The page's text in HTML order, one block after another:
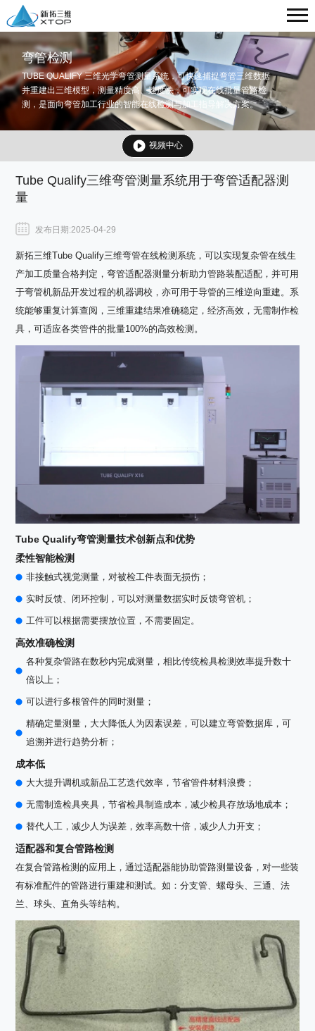
弯管检测
TUBE QUALIFY 三维光学弯管测量系统，可快速捕捉弯管三维数据
并重建出三维模型，测量精度高、速度快，可实现在线批量管路检
测，是面向弯管加工行业的智能在线检测与加工指导解决方案。
视频中心
Tube Qualify三维弯管测量系统用于弯管适配器测
量
发布日期:2025-04-29
新拓三维Tube Qualify三维弯管在线检测系统，可以实现复杂管在线生
产加工质量合格判定，弯管适配器测量分析助力管路装配适配，并可用
于弯管机新品开发过程的机器调校，亦可用于导管的三维逆向重建。系
统能够重复计算查阅，三维重建结果准确稳定，经济高效，无需制作检
具，可适应各类管件的批量100%的高效检测。
Tube Qualify弯管测量技术创新点和优势
柔性智能检测
非接触式视觉测量，对被检工件表面无损伤；
实时反馈、闭环控制，可以对测量数据实时反馈弯管机；
工件可以根据需要摆放位置，不需要固定。
高效准确检测
各种复杂管路在数秒内完成测量，相比传统检具检测效率提升数十
倍以上；
可以进行多根管件的同时测量；
精确定量测量，大大降低人为因素误差，可以建立弯管数据库，可
追溯并进行趋势分析；
成本低
大大提升调机或新品工艺迭代效率，节省管件材料浪费；
无需制造检具夹具，节省检具制造成本，减少检具存放场地成本；
替代人工，减少人为误差，效率高数十倍，减少人力开支；
适配器和复合管路检测
在复合管路检测的应用上，通过适配器能协助管路测量设备，对一些装
有标准配件的管路进行重建和测试。如：分支管、螺母头、三通、法
兰、球头、直角头等结构。